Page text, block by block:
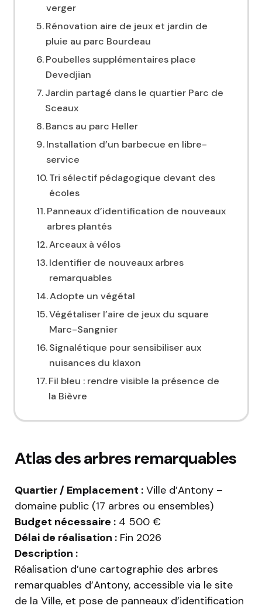
verger
Rénovation aire de jeux et jardin de
pluie au parc Bourdeau
Poubelles supplémentaires place
Devedjian
Jardin partagé dans le quartier Parc de
Sceaux
Bancs au parc Heller
Installation d’un barbecue en libre-
service
Tri sélectif pédagogique devant des
écoles
Panneaux d’identification de nouveaux
arbres plantés
Arceaux à vélos
Identifier de nouveaux arbres
remarquables
Adopte un végétal
Végétaliser l’aire de jeux du square
Marc-Sangnier
Signalétique pour sensibiliser aux
nuisances du klaxon
Fil bleu : rendre visible la présence de
la Bièvre
Atlas des arbres remarquables
Quartier / Emplacement : Ville d’Antony –
domaine public (17 arbres ou ensembles)
Budget nécessaire : 4 500 €
Délai de réalisation : Fin 2026
Description :
Réalisation d’une cartographie des arbres
remarquables d’Antony, accessible via le site
de la Ville, et pose de panneaux d’identification